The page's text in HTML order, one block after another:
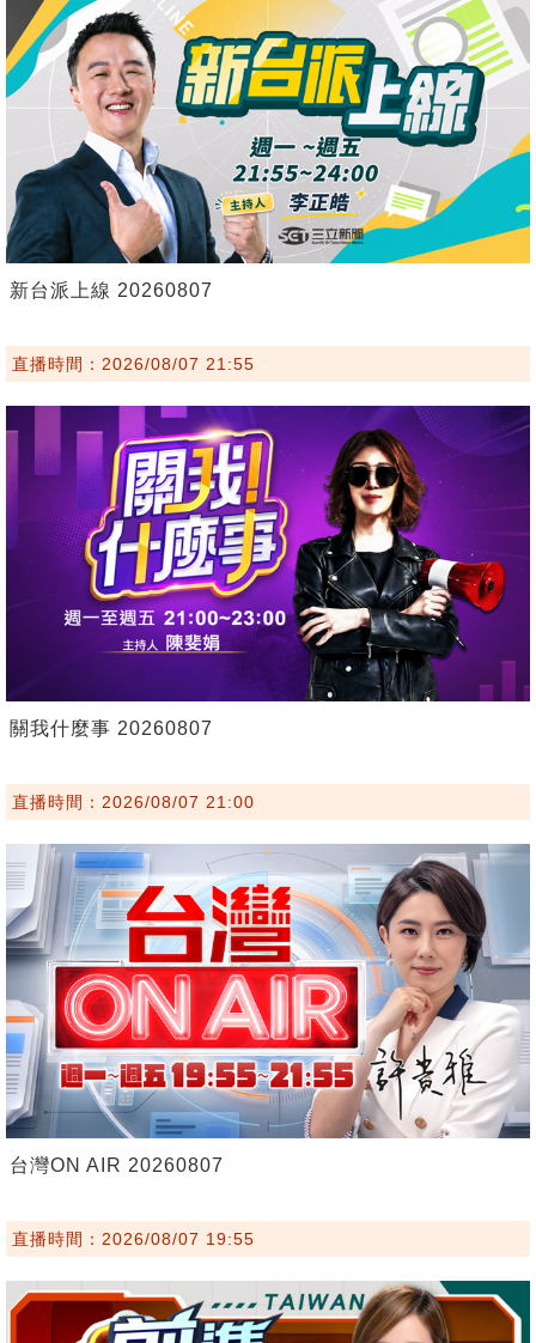
新台派上線 20260807
直播時間：2026/08/07 21:55
關我什麼事 20260807
直播時間：2026/08/07 21:00
台灣ON AIR 20260807
直播時間：2026/08/07 19:55